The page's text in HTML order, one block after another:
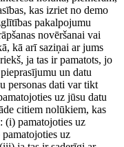
kas izriet no demo
pakalpojumu
novēršanai vai
kā arī saziņai ar jums
ja tas ir pamatots, jo
un datu
personas dati var tikt
uz jūsu datu
citiem nolūkiem, kas
(i) pamatojoties uz
uz